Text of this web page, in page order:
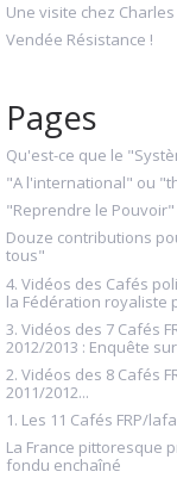
Une visite chez
Vendée Résistance !
Pages
Qu'est-ce que le
"A l'international" ou
"Reprendre le
Douze contributions
tous"
4. Vidéos des Cafés
la Fédération royaliste
3. Vidéos des 7 Cafés
2012/2013 : Enquête
2. Vidéos des 8 Cafés
2011/2012...
1. Les 11 Cafés FRP/
La France pittoresque
fondu enchaîné